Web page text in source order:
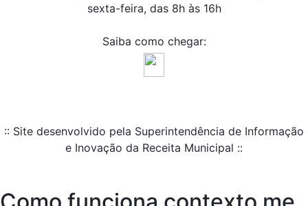
sexta-feira, das 8h às 16h
Saiba como chegar:
:: Site desenvolvido pela Superintendência de Informação
e Inovação da Receita Municipal ::